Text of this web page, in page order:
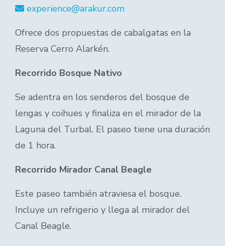
experience@arakur.com
Ofrece dos propuestas de cabalgatas en la
Reserva Cerro Alarkén.
Recorrido Bosque Nativo
Se adentra en los senderos del bosque de
lengas y coihues y finaliza en el mirador de la
Laguna del Turbal. El paseo tiene una duración
de 1 hora.
Recorrido Mirador Canal Beagle
Este paseo también atraviesa el bosque.
Incluye un refrigerio y llega al mirador del
Canal Beagle.